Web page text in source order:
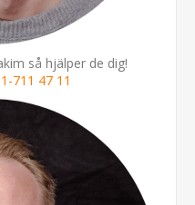
så hjälper de dig!
711 47 11